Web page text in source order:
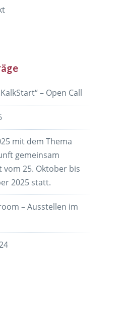
– Open Call
mit dem Thema
gemeinsam
vom 25. Oktober bis
2025 statt.
– Ausstellen im